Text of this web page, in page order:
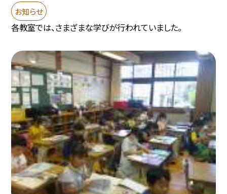
お知らせ
各教室では、さまざまな学びが行われていました。